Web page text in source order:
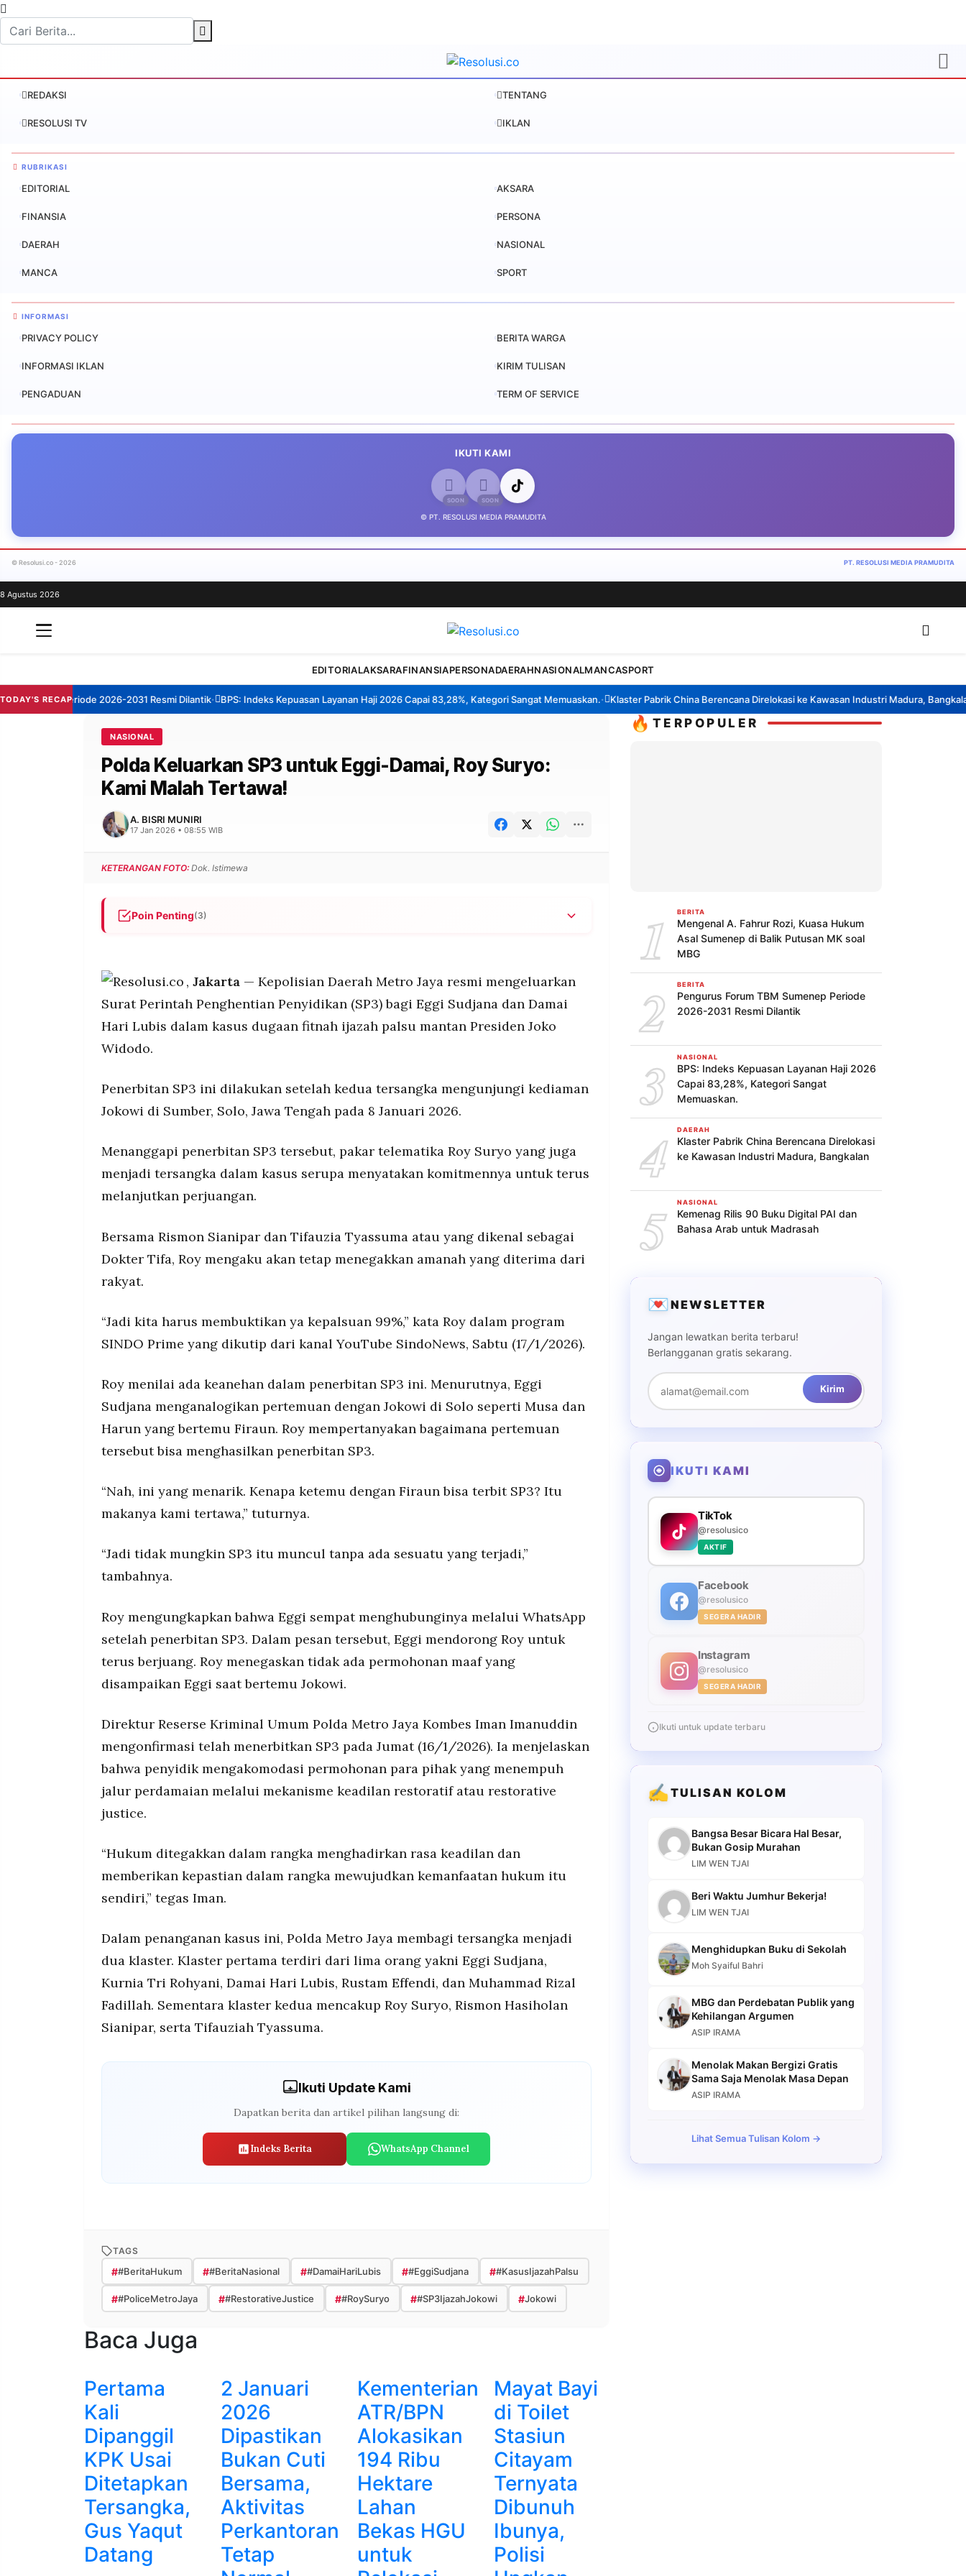
REDAKSI TENTANG
RESOLUSI TV IKLAN
RUBRIKASI
EDITORIAL AKSARA
FINANSIA PERSONA
DAERAH NASIONAL
MANCA SPORT
INFORMASI
PRIVACY POLICY BERITA WARGA
INFORMASI IKLAN KIRIM TULISAN
PENGADUAN TERM OF SERVICE
IKUTI KAMI
© PT. RESOLUSI MEDIA PRAMUDITA
© Resolusi.co - 2026 PT. RESOLUSI MEDIA PRAMUDITA
8 Agustus 2026
EDITORIALAKSARAFINANSIAPERSONADAERAHNASIONALMANCASPORT
TODAY'S RECAPPeriode 2026-2031 Resmi Dilantik• BPS: Indeks Kepuasan Layanan Haji 2026 Capai 83,28%, Kategori Sangat Memuaskan.• Klaster Pabrik China Berencana Direlokasi ke Kawasan Industri Madura, Bangkalan•
NASIONAL
Polda Keluarkan SP3 untuk Eggi-Damai, Roy Suryo:
Kami Malah Tertawa!
A. BISRI MUNIRI
17 Jan 2026 • 08:55 WIB
KETERANGAN FOTO: Dok. Istimewa
Poin Penting(3)
Roy Suryo mempertanyakan penerbitan SP3 dan menyatakan akan terus membuktikan
Kasus dibagi dua klaster dengan total 8 tersangka, proses hukum untuk Roy Suryo dan
kelompoknya tetap berlanjut
, Jakarta — Kepolisian Daerah Metro Jaya resmi mengeluarkan
Surat Perintah Penghentian Penyidikan (SP3) bagi Eggi Sudjana dan Damai
Hari Lubis dalam kasus dugaan fitnah ijazah palsu mantan Presiden Joko
Widodo.
Penerbitan SP3 ini dilakukan setelah kedua tersangka mengunjungi kediaman
Jokowi di Sumber, Solo, Jawa Tengah pada 8 Januari 2026.
Menanggapi penerbitan SP3 tersebut, pakar telematika Roy Suryo yang juga
menjadi tersangka dalam kasus serupa menyatakan komitmennya untuk terus
melanjutkan perjuangan.
Bersama Rismon Sianipar dan Tifauzia Tyassuma atau yang dikenal sebagai
Dokter Tifa, Roy mengaku akan tetap menegakkan amanah yang diterima dari
rakyat.
“Jadi kita harus membuktikan ya kepalsuan 99%,” kata Roy dalam program
SINDO Prime yang dikutip dari kanal YouTube SindoNews, Sabtu (17/1/2026).
Roy menilai ada keanehan dalam penerbitan SP3 ini. Menurutnya, Eggi
Sudjana menganalogikan pertemuan dengan Jokowi di Solo seperti Musa dan
Harun yang bertemu Firaun. Roy mempertanyakan bagaimana pertemuan
tersebut bisa menghasilkan penerbitan SP3.
“Nah, ini yang menarik. Kenapa ketemu dengan Firaun bisa terbit SP3? Itu
makanya kami tertawa,” tuturnya.
“Jadi tidak mungkin SP3 itu muncul tanpa ada sesuatu yang terjadi,”
tambahnya.
Roy mengungkapkan bahwa Eggi sempat menghubunginya melalui WhatsApp
setelah penerbitan SP3. Dalam pesan tersebut, Eggi mendorong Roy untuk
terus berjuang. Roy menegaskan tidak ada permohonan maaf yang
disampaikan Eggi saat bertemu Jokowi.
Direktur Reserse Kriminal Umum Polda Metro Jaya Kombes Iman Imanuddin
mengonfirmasi telah menerbitkan SP3 pada Jumat (16/1/2026). Ia menjelaskan
bahwa penyidik mengakomodasi permohonan para pihak yang menempuh
jalur perdamaian melalui mekanisme keadilan restoratif atau restorative
justice.
“Hukum ditegakkan dalam rangka menghadirkan rasa keadilan dan
memberikan kepastian dalam rangka mewujudkan kemanfaatan hukum itu
sendiri,” tegas Iman.
Dalam penanganan kasus ini, Polda Metro Jaya membagi tersangka menjadi
dua klaster. Klaster pertama terdiri dari lima orang yakni Eggi Sudjana,
Kurnia Tri Rohyani, Damai Hari Lubis, Rustam Effendi, dan Muhammad Rizal
Fadillah. Sementara klaster kedua mencakup Roy Suryo, Rismon Hasiholan
Sianipar, serta Tifauziah Tyassuma.
Ikuti Update Kami
Dapatkan berita dan artikel pilihan langsung di:
Indeks Berita WhatsApp Channel
TAGS
##BeritaHukum ##BeritaNasional ##DamaiHariLubis ##EggiSudjana ##KasusIjazahPalsu
##PoliceMetroJaya ##RestorativeJustice ##RoySuryo ##SP3IjazahJokowi #Jokowi
Baca Juga
Pertama
Kali
Dipanggil
KPK Usai
Ditetapkan
Tersangka,
Gus Yaqut
Datang
2 Januari
2026
Dipastikan
Bukan Cuti
Bersama,
Aktivitas
Perkantoran
Tetap
Kementerian
ATR/BPN
Alokasikan
194 Ribu
Hektare
Lahan
Bekas HGU
untuk
Mayat Bayi
di Toilet
Stasiun
Citayam
Ternyata
Dibunuh
Ibunya,
Polisi
🔥 TERPOPULER
1 BERITA
Mengenal A. Fahrur Rozi, Kuasa Hukum
Asal Sumenep di Balik Putusan MK soal
MBG
2 BERITA
Pengurus Forum TBM Sumenep Periode
2026-2031 Resmi Dilantik
3 NASIONAL
BPS: Indeks Kepuasan Layanan Haji 2026
Capai 83,28%, Kategori Sangat
Memuaskan.
4 DAERAH
Klaster Pabrik China Berencana Direlokasi
ke Kawasan Industri Madura, Bangkalan
5 NASIONAL
Kemenag Rilis 90 Buku Digital PAI dan
Bahasa Arab untuk Madrasah
💌NEWSLETTER
Jangan lewatkan berita terbaru!
Berlangganan gratis sekarang.
Kirim
IKUTI KAMI
TikTok
@resolusico
AKTIF
Facebook
@resolusico
SEGERA HADIR
Instagram
@resolusico
SEGERA HADIR
Ikuti untuk update terbaru
✍️TULISAN KOLOM
Bangsa Besar Bicara Hal Besar,
Bukan Gosip Murahan
LIM WEN TJAI
Beri Waktu Jumhur Bekerja!
LIM WEN TJAI
Menghidupkan Buku di Sekolah
Moh Syaiful Bahri
MBG dan Perdebatan Publik yang
Kehilangan Argumen
ASIP IRAMA
Menolak Makan Bergizi Gratis
Sama Saja Menolak Masa Depan
ASIP IRAMA
Lihat Semua Tulisan Kolom →